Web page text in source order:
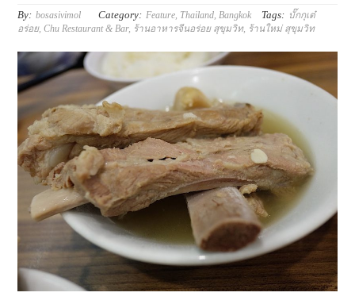
By: bosasivimol Category: Feature Thailand Bangkok Tags: บั๊กกุเต๋
อร่อย,Chu Restaurant & Bar, ร้านอาหารจีนอร่อย สุขุมวิท, ร้านใหม่ สุขุมวิท